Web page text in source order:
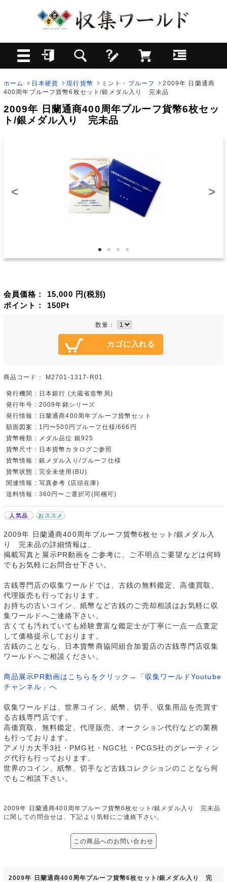
ホーム 日本硬貨 現行貨幣 ミント・プルーフ
2009年 日蘭通商
400周年プルーフ貨幣6枚セット/銀メダル入り 完未品
2009年 日蘭通商400周年プルーフ貨幣6枚セッ
ト/銀メダル入り 完未品
< >
会員価格： 15,000 円(税別)
ポイント： 150Pt
数量：
商品コード： M2701-1317-R01
発行機関 : 日本銀行 (大蔵省造幣局)
発行年号 : 2009年銘シリーズ
発行情報 : 日蘭通商400周年プルーフ貨幣セット
額面図案 : 1円〜500円プルーフ仕様/666円
貨幣種類 : メダル品位 銀925
貨幣尺寸 : 日本貨幣カタログご参照
貨幣情報 : 銀メダル入り/プルーフ仕様
貨幣状態 : 完全未使用(BU)
関連情報 : 写真参考 (店頭在庫)
送料情報 : 360円〜ご選択可(同梱可)
人気品 おススメ
2009年 日蘭通商400周年プルーフ貨幣6枚セット/銀メダル入
り 完未品の詳細情報は、
掲載写真と展示PR動画をご参考に、ご不明点ご要望などは何時
でもお気軽にお問合せ下さい。
古銭専門店の収集ワールドでは、古銭の無料鑑定、高価買取、
代理販売も行っております。
お持ちの古いコイン、紙幣など古銭のご売却相談はお気軽に収
集ワールドへご連絡下さい。
古くても汚れていても経験豊富な鑑定士が丁寧に一点一点査定
して価格提示しております。
古銭のことなら、日本貨幣商協同組合加盟店の古銭専門店収集
ワールドへご相談ください。
商品展示PR動画はこちらをクリック→「収集ワールドYoutube
チャンネル」へ
収集ワールドは、世界コイン、紙幣、切手、収集用品を売買す
る古銭専門店です。
高価買取、無料鑑定、代理販売、オークション代行などの業務
も行っております。
アメリカ大手3社・PMG社・NGC社・PCGS社のグレーティン
グ代行も行っております。
世界のコイン、紙幣、切手など古銭コレクションのことなら何
でもご相談下さい。
2009年 日蘭通商400周年プルーフ貨幣6枚セット/銀メダル入り 完未品
に関しての問合せは、下記より気軽にご連絡下さい。
この商品へのお問い合わせ
2009年 日蘭通商400周年プルーフ貨幣6枚セット/銀メダル入り 完